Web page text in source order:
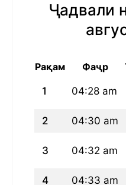
Ҷадвали
Рақам Фаҷр
1 04:28 am
2 04:30 am
3 04:32 am
4 04:33 am